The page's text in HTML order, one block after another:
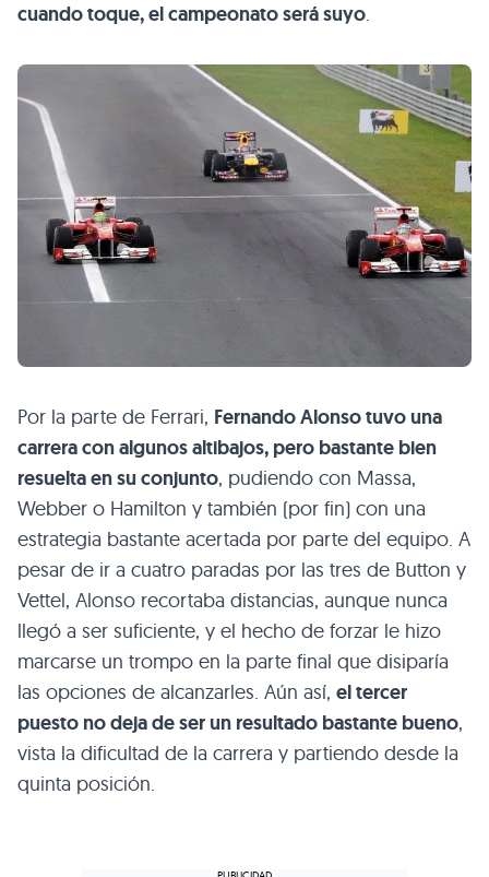
cuando toque, el campeonato será suyo.
Por la parte de Ferrari, Fernando Alonso tuvo una
carrera con algunos altibajos, pero bastante bien
resuelta en su conjunto, pudiendo con Massa,
Webber o Hamilton y también (por fin) con una
estrategia bastante acertada por parte del equipo. A
pesar de ir a cuatro paradas por las tres de Button y
Vettel, Alonso recortaba distancias, aunque nunca
llegó a ser suficiente, y el hecho de forzar le hizo
marcarse un trompo en la parte final que disiparía
las opciones de alcanzarles. Aún así, el tercer
puesto no deja de ser un resultado bastante bueno,
vista la dificultad de la carrera y partiendo desde la
quinta posición.